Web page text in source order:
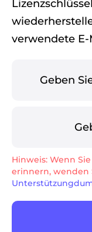
Amazon
Suno zu MP3
Unterstützung
verwendete
Hinweis: Wenn
erinnern, wenden